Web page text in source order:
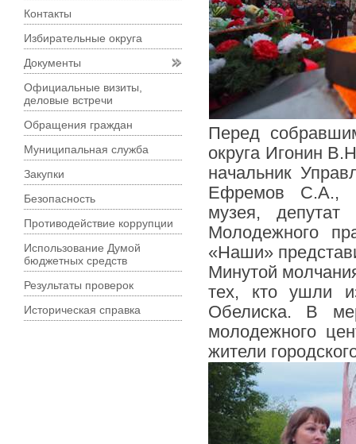
Перед
округа Игонин
начальник
Ефремов С.А.,
музея,
Молодежного
«Наши»
Минутой
тех, кто ушли
Обелиска. В
молодежного
жители
Контакты
Избирательные округа
Документы
Официальные визиты,
деловые встречи
Обращения граждан
Муниципальная служба
Закупки
Безопасность
Противодействие коррупции
Использование Думой
бюджетных средств
Результаты проверок
Историческая справка